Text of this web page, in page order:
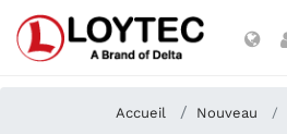
Accueil Nouveau